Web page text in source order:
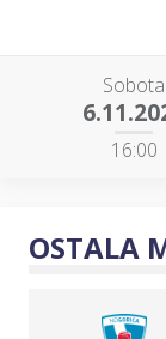
Sobota
16:00
OSTALA